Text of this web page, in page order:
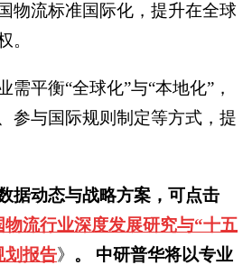
物流标准国际化，提升在全球
。
需平衡“全球化”与“本地化”，
参与国际规则制定等方式，提
据动态与战略方案，可点击
物流行业深度发展研究与“十五
划报告》 。 中研普华将以专业